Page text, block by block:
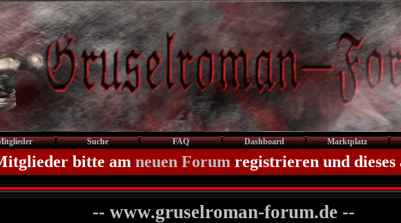
Suche FAQ Dashboard Marktplatz
bitte am neuen Forum registrieren und dieses
-- www.gruselroman-forum.de --